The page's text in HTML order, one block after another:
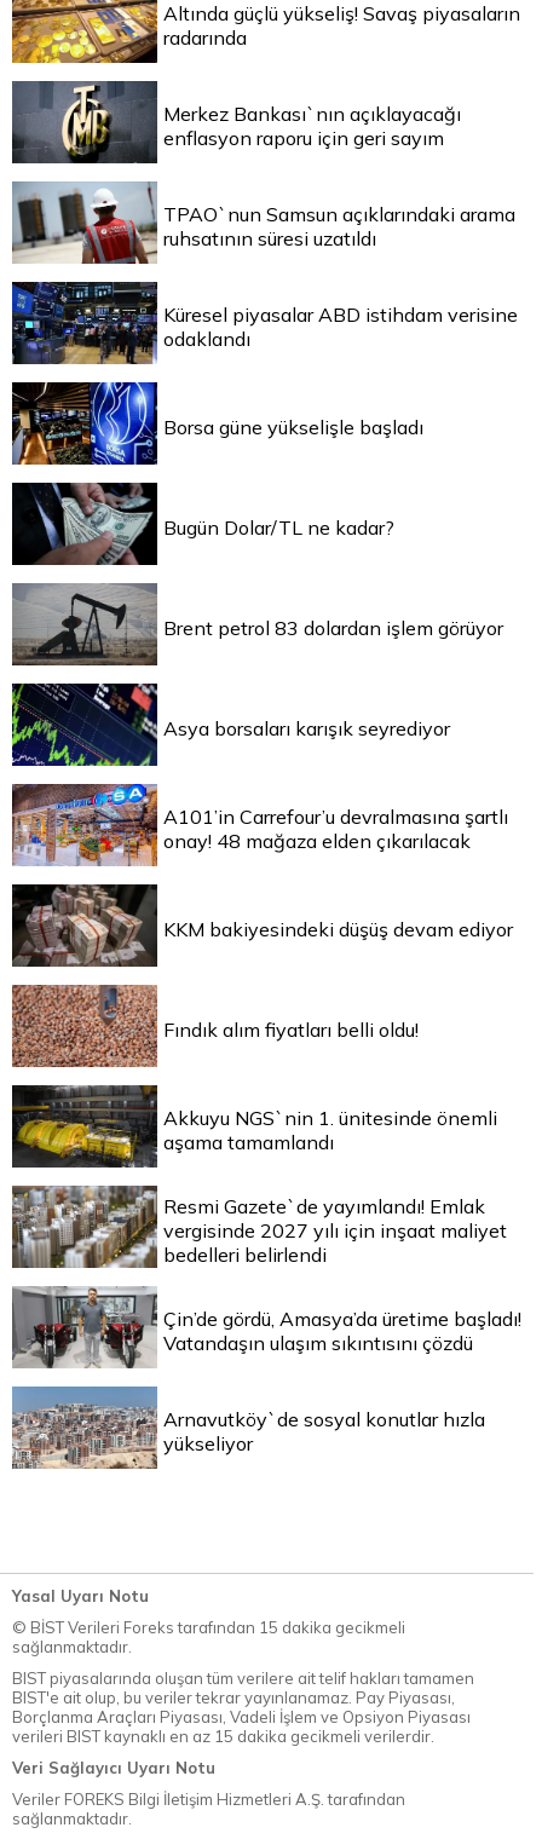
Altında güçlü yükseliş! Savaş piyasaların
radarında
Merkez Bankası`nın açıklayacağı
enflasyon raporu için geri sayım
TPAO`nun Samsun açıklarındaki arama
ruhsatının süresi uzatıldı
Küresel piyasalar ABD istihdam verisine
odaklandı
Borsa güne yükselişle başladı
Bugün Dolar/TL ne kadar?
Brent petrol 83 dolardan işlem görüyor
Asya borsaları karışık seyrediyor
A101’in Carrefour’u devralmasına şartlı
onay! 48 mağaza elden çıkarılacak
KKM bakiyesindeki düşüş devam ediyor
Fındık alım fiyatları belli oldu!
Akkuyu NGS`nin 1. ünitesinde önemli
aşama tamamlandı
Resmi Gazete`de yayımlandı! Emlak
vergisinde 2027 yılı için inşaat maliyet
bedelleri belirlendi
Çin’de gördü, Amasya’da üretime başladı!
Vatandaşın ulaşım sıkıntısını çözdü
Arnavutköy`de sosyal konutlar hızla
yükseliyor
Yasal Uyarı Notu
© BİST Verileri Foreks tarafından 15 dakika gecikmeli
sağlanmaktadır.
BIST piyasalarında oluşan tüm verilere ait telif hakları tamamen
BIST'e ait olup, bu veriler tekrar yayınlanamaz. Pay Piyasası,
Borçlanma Araçları Piyasası, Vadeli İşlem ve Opsiyon Piyasası
verileri BIST kaynaklı en az 15 dakika gecikmeli verilerdir.
Veri Sağlayıcı Uyarı Notu
Veriler FOREKS Bilgi İletişim Hizmetleri A.Ş. tarafından
sağlanmaktadır.